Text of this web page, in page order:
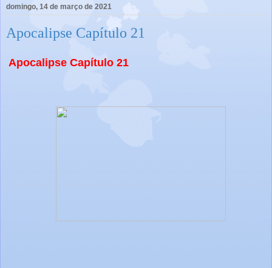
domingo, 14 de março de 2021
Apocalipse Capítulo 21
Apocalipse Capítulo 21